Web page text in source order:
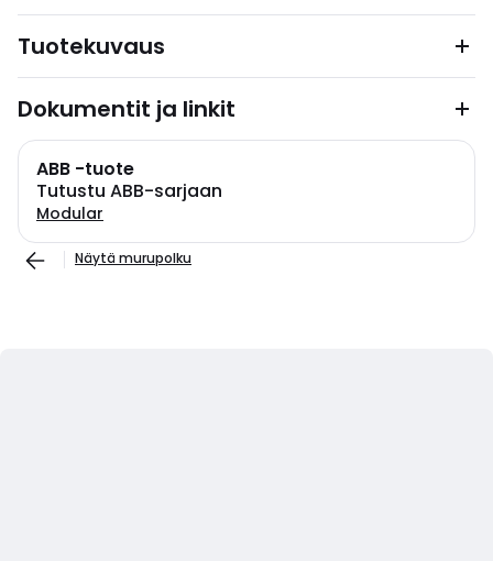
Tuotekuvaus
Dokumentit ja linkit
ABB -tuote
Tutustu ABB-sarjaan
Modular
Näytä murupolku